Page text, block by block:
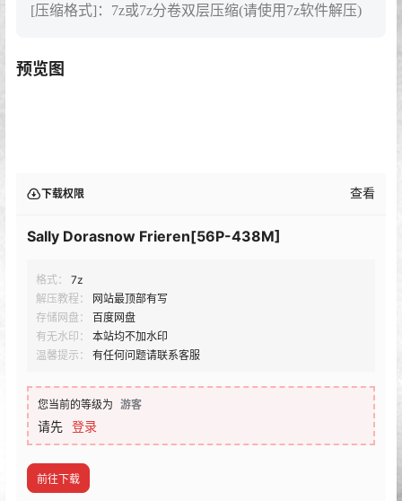
[压缩格式]：7z或7z分卷双层压缩(请使用7z软件解压)
预览图
下载权限 查看
Sally Dorasnow Frieren[56P-438M]
格式：
7z
解压教程：
网站最顶部有写
存储网盘：
百度网盘
有无水印：
本站均不加水印
温馨提示：
有任何问题请联系客服
您当前的等级为 游客
请先 登录
前往下载